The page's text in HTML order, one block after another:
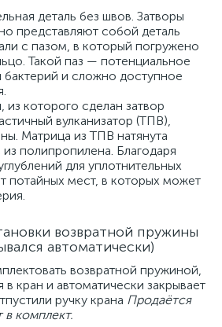
деталь без швов. Затворы
представляют собой деталь
с пазом, в который погружено
Такой паз — потенциальное
и сложно доступное
которого сделан затвор
вулканизатор (ТПВ),
Матрица из ТПВ натянута
полипропилена. Благодаря
для уплотнительных
потайных мест, в которых может
возвратной пружины
автоматически)
возвратной пружиной,
в кран и автоматически закрывает
ручку крана Продаётся
в комплект.